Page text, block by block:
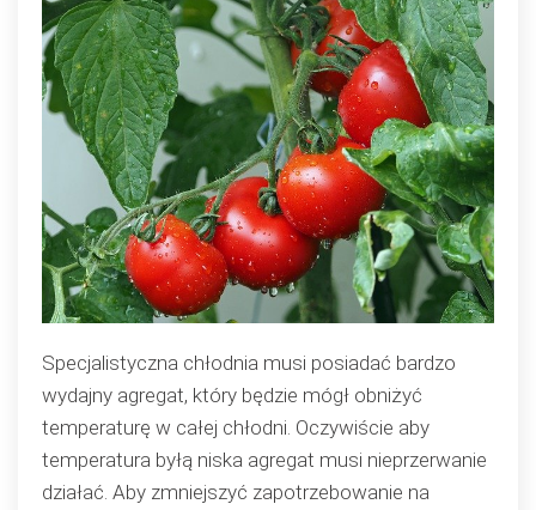
Specjalistyczna chłodnia musi posiadać bardzo
wydajny agregat, który będzie mógł obniżyć
temperaturę w całej chłodni. Oczywiście aby
temperatura byłą niska agregat musi nieprzerwanie
działać. Aby zmniejszyć zapotrzebowanie na